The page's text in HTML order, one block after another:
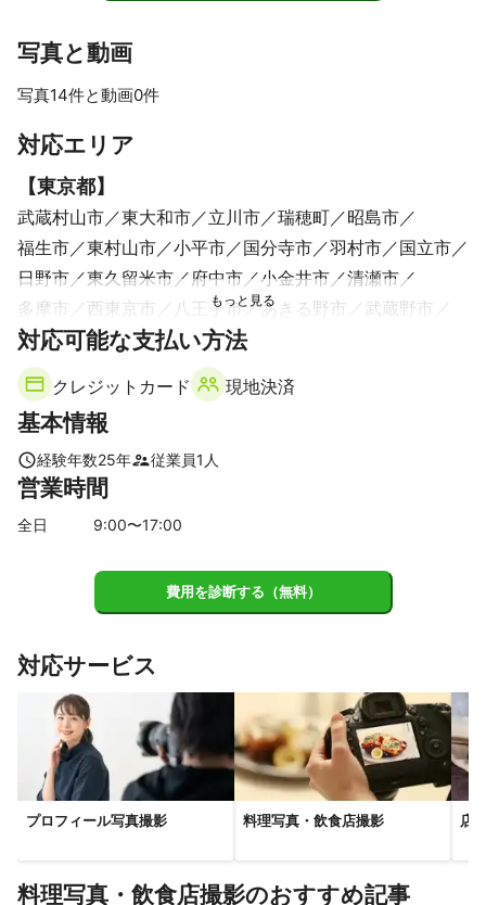
ない思い出として残るように
満足いただけるように全力でお手伝いさせて頂きます！
♦︎お約束♦︎
◎打合せ後の追加料金ナシ
◎土日祝日も同料金
◎雨天時・体調不良の日程変更も柔軟にご対応
◎事前確認をしっかりと
◎撮影前から後までしっかりフォロー
◎納品データはプロフィール・ポートレート等はカット数x10枚
程度
◎全写真に編集色味明るさをプロ調整
営業時間外、対応地域外のご相談も対応可能です！
まずはお気軽にご相談ください！
これまでの実績
◎ファッション雑誌・広告撮影などで15年以上撮影をしてきまし
た！
ヘアメイク・ファッションなどの撮影をしてます。
マタニティフォト、お宮参り、バースデーフォト、七五三、入
園入学、成人式、お見合い婚活写真、オーディション用撮影、プ
アピールポイント
ファッション雑誌でモデルや女優さんを撮影してきました！
立ち方・ポーズや魅力的な表情、その人を活かせるアングルなど
お任せ下さい。細かくアドバイスさせて頂きます！
見る人に気持ちが届く写真を心がけています。
お撮りしたいイメージ、雰囲気、空気感などありましたらお知ら
写真と動画
写真14件と動画0件
対応エリア
【東京都】
武蔵村山市 東大和市 立川市 瑞穂町
昭島市
福生市
東村山市 小平市 国分寺市 羽村市
国立市
日野市
東久留米市 府中市 小金井市
清瀬市
多摩市
西東京市 八王子市 あきる野市
武蔵野市
日の出町
青梅市 三鷹市 杉並区
稲城市
【埼玉県】
入間市 所沢市
対応可能な支払い方法
クレジットカード 現地決済
基本情報
経験年数25年 従業員1 人
営業時間
全日 9:00〜17:00
費用を診断する（無料）
対応サービス
プロフィール写真撮影 料理写真・飲食店撮影 店
料理写真・飲食店撮影のおすすめ記事